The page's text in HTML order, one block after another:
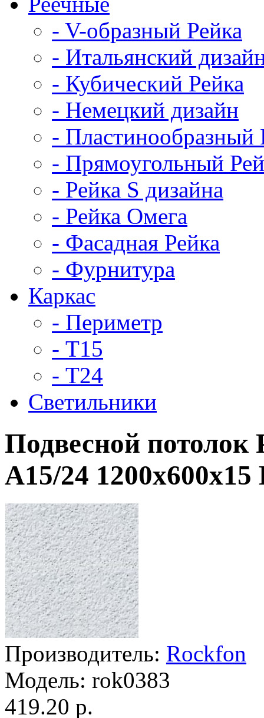
- V-образный Рейка
- Итальянский
- Кубический Рейка
- Немецкий дизайн
- Пластинообразный
- Прямоугольный
- Рейка S дизайна
- Рейка Омега
- Фасадная Рейка
- Фурнитура
Каркас
- Периметр
- Т15
- Т24
Светильники
Подвесной
A15/24
Производитель: Rockfon
Модель: rok0383
419.20 р.